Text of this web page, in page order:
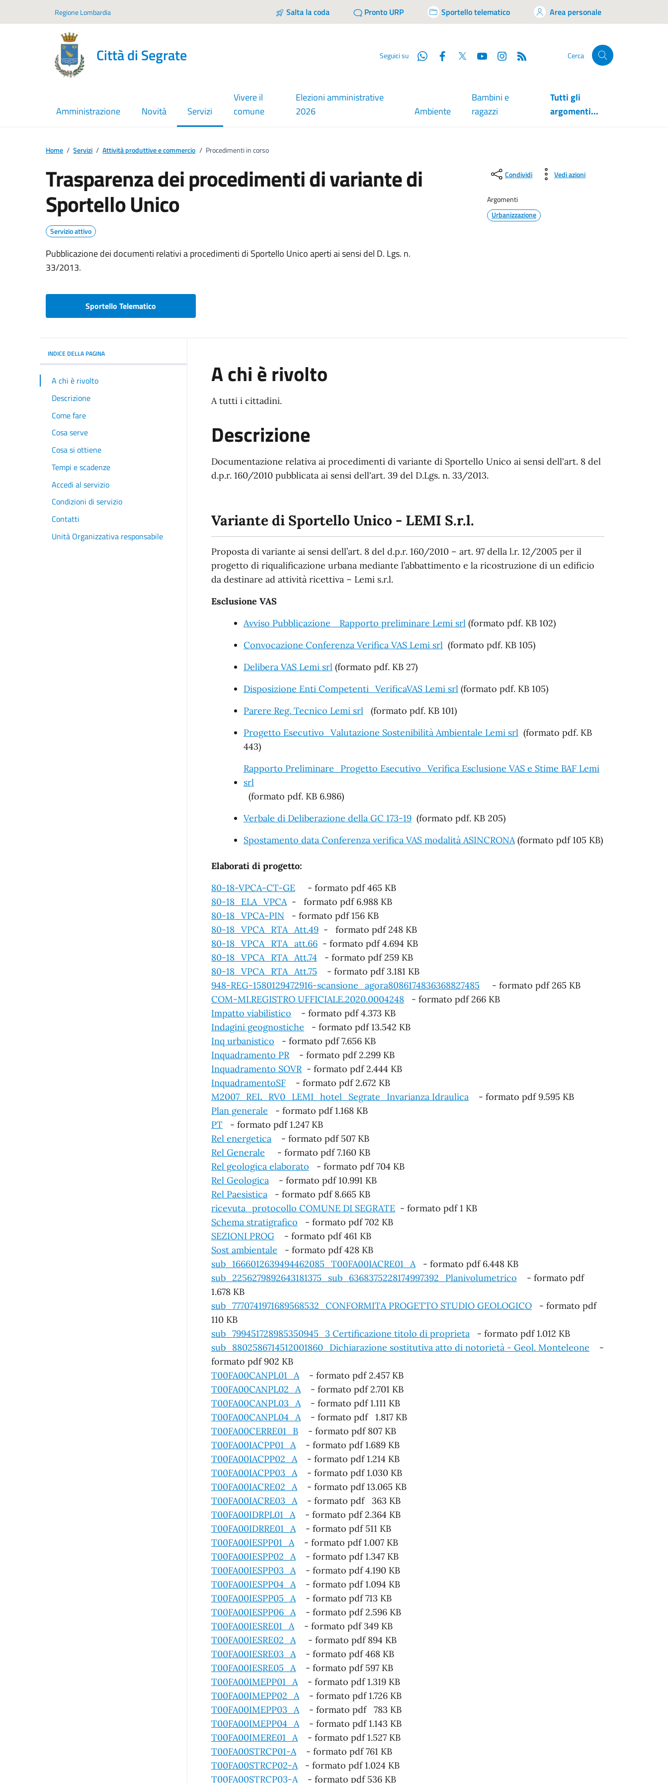
Regione Lombardia Salta la coda Pronto URP Sportello telematico Area personale
Città di Segrate Seguici su WhatsappFacebook
Twitter YouTube Cerca
Amministrazione Novità Servizi
menu selezionato
Vivere il
comune
Elezioni amministrative
2026
Ambiente
Bambini e
ragazzi
Tutti gli
argomenti...
Home / Servizi / Attività produttive e commercio / Procedimenti in corso
Trasparenza dei procedimenti di variante di
Sportello Unico
Servizio attivo
Pubblicazione dei documenti relativi a procedimenti di Sportello Unico aperti ai sensi del D. Lgs. n.
33/2013.
Sportello Telematico
Condividi Vedi azioni
Argomenti
Urbanizzazione
INDICE DELLA PAGINA
A chi è rivolto
Descrizione
Come fare
Cosa serve
Cosa si ottiene
Tempi e scadenze
Accedi al servizio
Condizioni di servizio
Contatti
Unità Organizzativa responsabile
A chi è rivolto
A tutti i cittadini.
Descrizione
Documentazione relativa ai procedimenti di variante di Sportello Unico ai sensi dell'art. 8 del
d.p.r. 160/2010 pubblicata ai sensi dell'art. 39 del D.Lgs. n. 33/2013.
Variante di Sportello Unico - LEMI S.r.l.
Proposta di variante ai sensi dell’art. 8 del d.p.r. 160/2010 – art. 97 della l.r. 12/2005 per il
progetto di riqualificazione urbana mediante l’abbattimento e la ricostruzione di un edificio
da destinare ad attività ricettiva – Lemi s.r.l.
Esclusione VAS
Avviso Pubblicazione _Rapporto preliminare Lemi srl(formato pdf. KB 102)
Convocazione Conferenza Verifica VAS Lemi srl(formato pdf. KB 105)
Delibera VAS Lemi srl(formato pdf. KB 27)
Disposizione Enti Competenti_VerificaVAS Lemi srl(formato pdf. KB 105)
Parere Reg. Tecnico Lemi srl(formato pdf. KB 101)
Progetto Esecutivo_Valutazione Sostenibilità Ambientale Lemi srl(formato pdf. KB
443)
Rapporto Preliminare_Progetto Esecutivo_Verifica Esclusione VAS e Stime BAF Lemi
srl
(formato pdf. KB 6.986)
Verbale di Deliberazione della GC 173-19(formato pdf. KB 205)
Spostamento data Conferenza verifica VAS modalità ASINCRONA(formato pdf 105 KB)
Elaborati di progetto:
80-18-VPCA-CT-GE - formato pdf 465 KB
80-18_ELA_VPCA- formato pdf 6.988 KB
80-18_VPCA-PIN - formato pdf 156 KB
80-18_VPCA_RTA_Att.49 - formato pdf 248 KB
80-18_VPCA_RTA_att.66 - formato pdf 4.694 KB
80-18_VPCA_RTA_Att.74 - formato pdf 259 KB
80-18_VPCA_RTA_Att.75 - formato pdf 3.181 KB
948-REG-1580129472916-scansione_agora8086174836368827485 - formato pdf 265 KB
COM-MI.REGISTRO UFFICIALE.2020.0004248 - formato pdf 266 KB
Impatto viabilistico - formato pdf 4.373 KB
Indagini geognostiche - formato pdf 13.542 KB
Inq urbanistico - formato pdf 7.656 KB
Inquadramento PR- formato pdf 2.299 KB
Inquadramento SOVR- formato pdf 2.444 KB
InquadramentoSF - formato pdf 2.672 KB
M2007_REL_RV0_LEMI_hotel_Segrate_Invarianza Idraulica - formato pdf 9.595 KB
Plan generale - formato pdf 1.168 KB
PT - formato pdf 1.247 KB
Rel energetica - formato pdf 507 KB
Rel Generale - formato pdf 7.160 KB
Rel geologica elaborato - formato pdf 704 KB
Rel Geologica - formato pdf 10.991 KB
Rel Paesistica - formato pdf 8.665 KB
ricevuta_protocollo COMUNE DI SEGRATE - formato pdf 1 KB
Schema stratigrafico - formato pdf 702 KB
SEZIONI PROG - formato pdf 461 KB
Sost ambientale - formato pdf 428 KB
sub_1666012639494462085_T00FA00IACRE01_A- formato pdf 6.448 KB
sub_2256279892643181375_sub_6368375228174997392_Planivolumetrico - formato pdf
1.678 KB
sub_7770741971689568532_CONFORMITA PROGETTO STUDIO GEOLOGICO - formato pdf
110 KB
sub_799451728985350945_3 Certificazione titolo di proprieta - formato pdf 1.012 KB
sub_8802586714512001860_Dichiarazione sostitutiva atto di notorietà - Geol. Monteleone -
formato pdf 902 KB
T00FA00CANPL01_A- formato pdf 2.457 KB
T00FA00CANPL02_A- formato pdf 2.701 KB
T00FA00CANPL03_A- formato pdf 1.111 KB
T00FA00CANPL04_A- formato pdf 1.817 KB
T00FA00CERRE01_B - formato pdf 807 KB
T00FA00IACPP01_A- formato pdf 1.689 KB
T00FA00IACPP02_A- formato pdf 1.214 KB
T00FA00IACPP03_A- formato pdf 1.030 KB
T00FA00IACRE02_A- formato pdf 13.065 KB
T00FA00IACRE03_A- formato pdf 363 KB
T00FA00IDRPL01_A- formato pdf 2.364 KB
T00FA00IDRRE01_A- formato pdf 511 KB
T00FA00IESPP01_A- formato pdf 1.007 KB
T00FA00IESPP02_A- formato pdf 1.347 KB
T00FA00IESPP03_A- formato pdf 4.190 KB
T00FA00IESPP04_A- formato pdf 1.094 KB
T00FA00IESPP05_A- formato pdf 713 KB
T00FA00IESPP06_A- formato pdf 2.596 KB
T00FA00IESRE01_A- formato pdf 349 KB
T00FA00IESRE02_A- formato pdf 894 KB
T00FA00IESRE03_A- formato pdf 468 KB
T00FA00IESRE05_A- formato pdf 597 KB
T00FA00IMEPP01_A- formato pdf 1.319 KB
T00FA00IMEPP02_A- formato pdf 1.726 KB
T00FA00IMEPP03_A- formato pdf 783 KB
T00FA00IMEPP04_A- formato pdf 1.143 KB
T00FA00IMERE01_A- formato pdf 1.527 KB
T00FA00STRCP01-A- formato pdf 761 KB
T00FA00STRCP02-A- formato pdf 1.024 KB
T00FA00STRCP03-A- formato pdf 536 KB